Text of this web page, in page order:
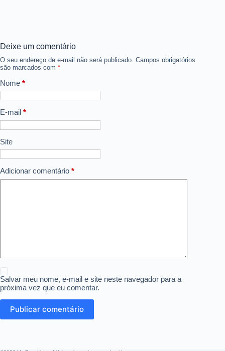
Deixe um comentário
O seu endereço de e-mail não será publicado. Campos obrigatórios
são marcados com *
Nome *
E-mail *
Site
Adicionar comentário *
Salvar meu nome, e-mail e site neste navegador para a
próxima vez que eu comentar.
Publicar comentário